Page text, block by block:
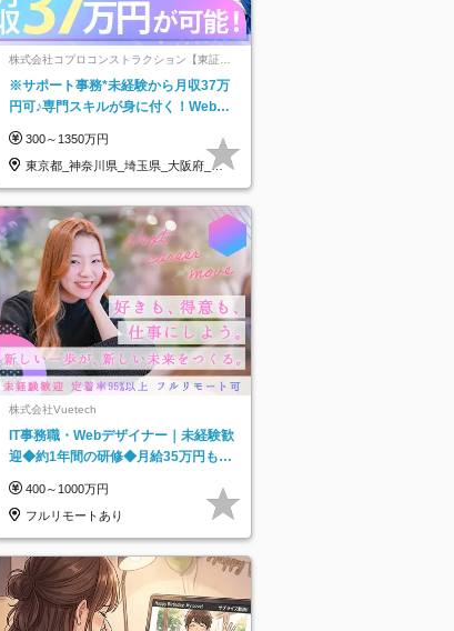
株式会社コプロコンストラクション【東証プ
ライム上場コプロ・ホールディングス子会
社】
※サポート事務*未経験から月収37万
円可♪専門スキルが身に付く！Web面
300～1350万円
東京都_神奈川県_埼玉県_大阪府_愛
知県…
株式会社Vuetech
IT事務職・Webデザイナー｜未経験歓
迎◆約1年間の研修◆月給35万円も可
400～1000万円
フルリモートあり